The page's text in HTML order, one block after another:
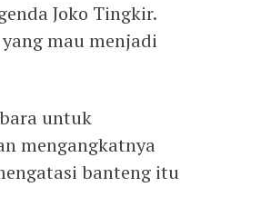
Joko Tingkir.
mau menjadi
untuk
mengangkatnya
banteng itu